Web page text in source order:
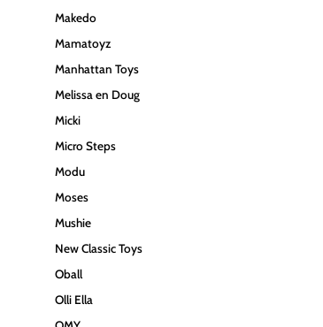
Makedo
Mamatoyz
Manhattan Toys
Melissa en Doug
Micki
Micro Steps
Modu
Moses
Mushie
New Classic Toys
Oball
Olli Ella